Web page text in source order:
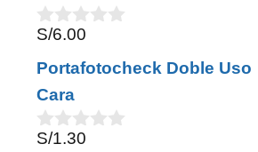
t
o
f
5
0
u
t
o
f
5
S/6.00
Portafotocheck Doble Uso
Cara
0
S/1.30